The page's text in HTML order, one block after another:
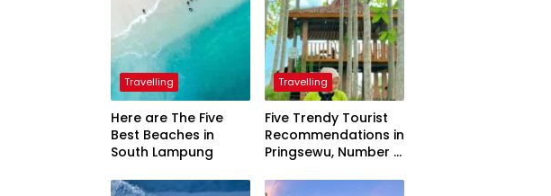
Travelling
Here are The Five
Best Beaches in
South Lampung
Travelling
Five Trendy Tourist
Recommendations in
Pringsewu, Number 3
President